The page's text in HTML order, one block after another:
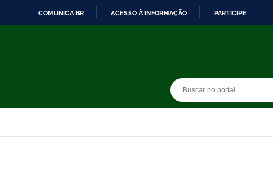
COMUNICA BR ACESSO À INFORMAÇÃO PARTICIPE